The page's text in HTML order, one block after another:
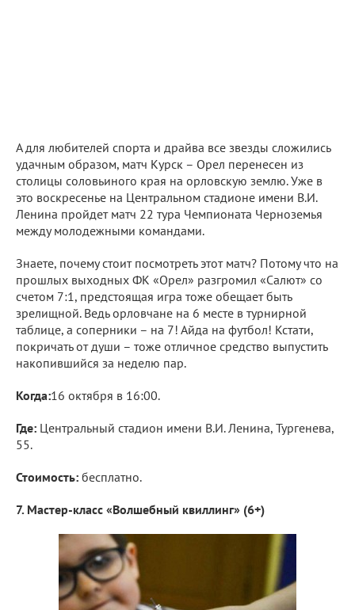
А для любителей спорта и драйва все звезды сложились
удачным образом, матч Курск – Орел перенесен из
столицы соловьиного края на орловскую землю. Уже в
это воскресенье на Центральном стадионе имени В.И.
Ленина пройдет матч 22 тура Чемпионата Черноземья
между молодежными командами.
Знаете, почему стоит посмотреть этот матч? Потому что на
прошлых выходных ФК «Орел» разгромил «Салют» со
счетом 7:1, предстоящая игра тоже обещает быть
зрелищной. Ведь орловчане на 6 месте в турнирной
таблице, а соперники – на 7! Айда на футбол! Кстати,
покричать от души – тоже отличное средство выпустить
накопившийся за неделю пар.
Когда:16 октября в 16:00.
Где: Центральный стадион имени В.И. Ленина, Тургенева,
55.
Стоимость: бесплатно.
7. Мастер-класс «Волшебный квиллинг» (6+)